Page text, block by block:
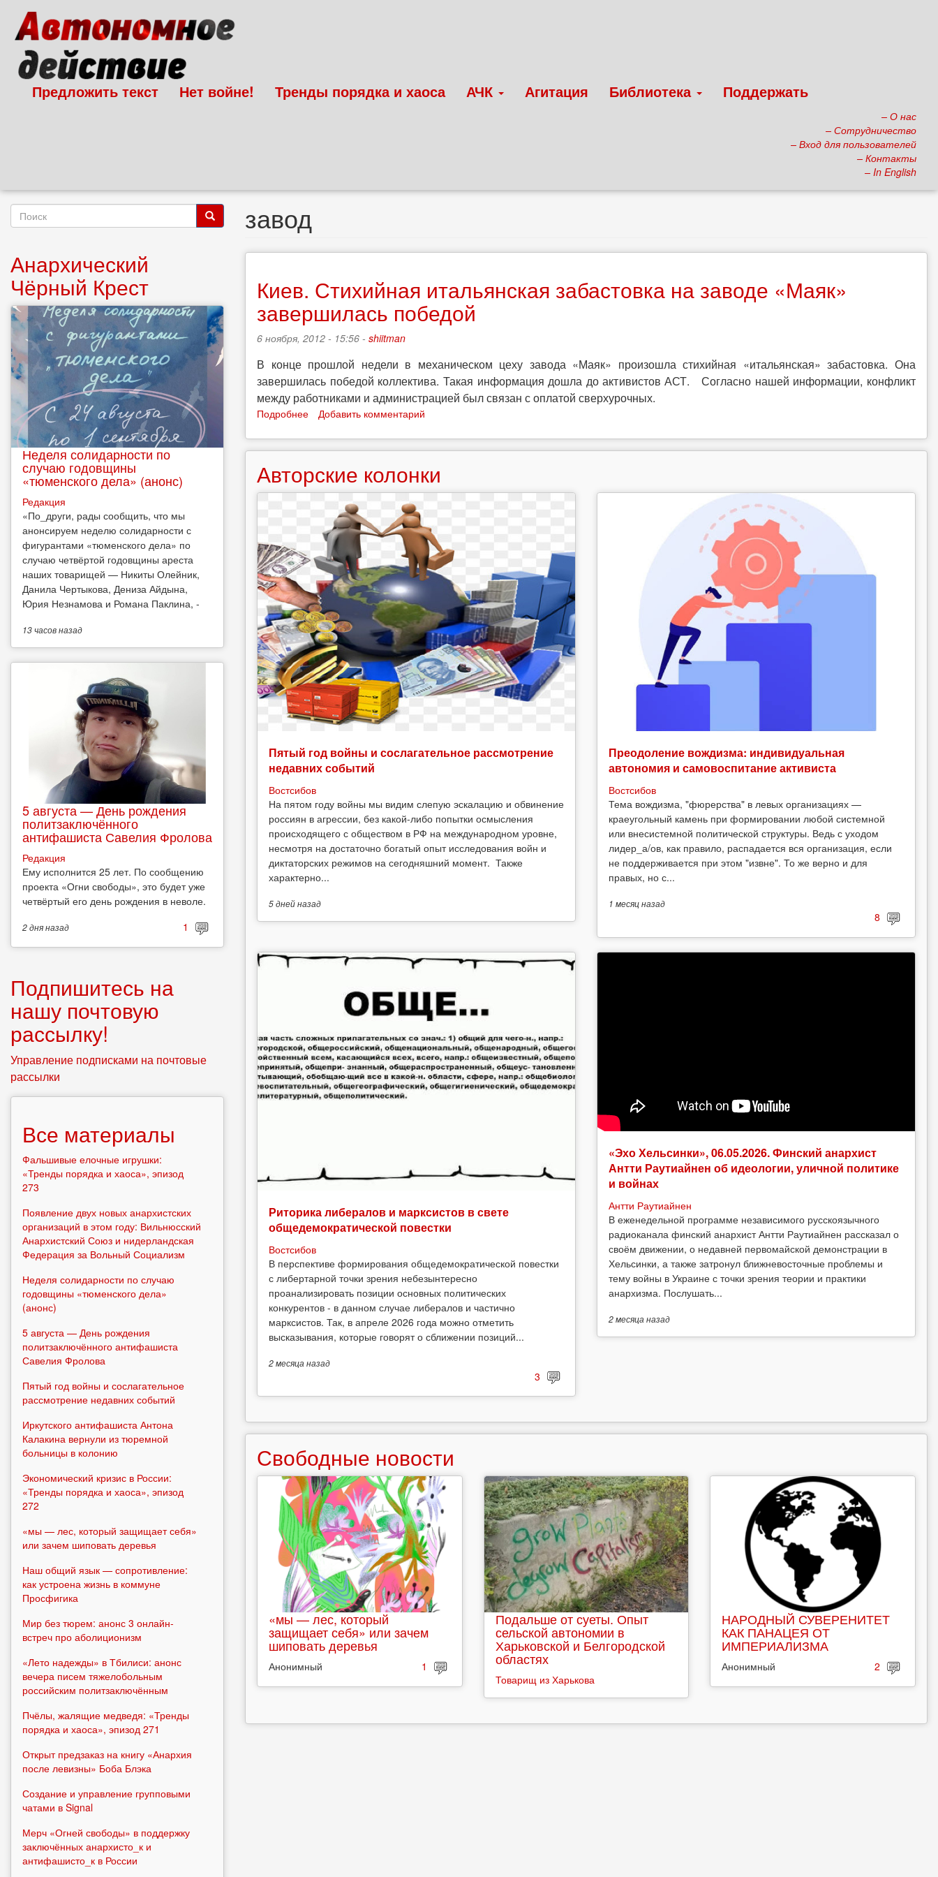
основному
содержанию
Предложить текст Нет войне! Тренды порядка и хаоса АЧК Агитация Библиотека Поддержать
– О нас
– Сотрудничество
– Вход для пользователей
– Контакты
– In English
завод
Киев. Стихийная итальянская забастовка на заводе «Маяк»
завершилась победой
6 ноября, 2012 - 15:56 - shiitman
В конце прошлой недели в механическом цеху завода «Маяк» произошла стихийная «итальянская» забастовка. Она
завершилась победой коллектива. Такая информация дошла до активистов АСТ. Согласно нашей информации, конфликт
между работниками и администрацией был связан с оплатой сверхурочных.
Подробнее
Стихийная
итальянская
забастовка
на
заводе
«Маяк»
завершилась
победой
Добавить комментарий
Авторские колонки
Пятый год войны и сослагательное рассмотрение
недавних событий
Востсибов
На пятом году войны мы видим слепую эскалацию и обвинение
россиян в агрессии, без какой-либо попытки осмысления
происходящего с обществом в РФ на международном уровне,
несмотря на достаточно богатый опыт исследования войн и
диктаторских режимов на сегодняшний момент. Также
характерно...
5 днейназад
Преодоление вождизма: индивидуальная
автономия и самовоспитание активиста
Востсибов
Тема вождизма, "фюрерства" в левых организациях —
краеугольный камень при формировании любой системной
или внесистемной политической структуры. Ведь с уходом
лидер_а/ов, как правило, распадается вся организация, если
не поддерживается при этом "извне". То же верно и для
правых, но с...
1 месяцназад
8
Риторика либералов и марксистов в свете
общедемократической повестки
Востсибов
В перспективе формирования общедемократической повестки
с либертарной точки зрения небезынтересно
проанализировать позиции основных политических
конкурентов - в данном случае либералов и частично
марксистов. Так, в апреле 2026 года можно отметить
высказывания, которые говорят о сближении позиций...
2 месяца назад
3
«Эхо Хельсинки», 06.05.2026. Финский анархист
Антти Раутиайнен об идеологии, уличной политике
и войнах
Антти Раутиайнен
В еженедельной программе независимого русскоязычного
радиоканала финский анархист Антти Раутиайнен рассказал о
своём движении, о недавней первомайской демонстрации в
Хельсинки, а также затронул ближневосточные проблемы и
тему войны в Украине с точки зрения теории и практики
анархизма. Послушать...
2 месяца назад
Свободные новости
«мы — лес, который
защищает себя» или зачем
шиповать деревья
Анонимный 1
Подальше от суеты. Опыт
сельской автономии в
Харьковской и Белгородской
областях
Товарищ из Харькова
НАРОДНЫЙ СУВЕРЕНИТЕТ
КАК ПАНАЦЕЯ ОТ
ИМПЕРИАЛИЗМА
Анонимный 2
Форма
Анархический
Чёрный Крест
Неделя солидарности по
случаю годовщины
«тюменского дела» (анонс)
Редакция
​«По_други, рады сообщить, что мы
анонсируем неделю солидарности с
фигурантами «тюменского дела» по
случаю четвёртой годовщины ареста
наших товарищей — Никиты Олейник,
Данила Чертыкова, Дениза Айдына,
Юрия Незнамова и Романа Паклина, -
13 часовназад
5 августа — День рождения
политзаключённого
антифашиста Савелия Фролова
Редакция
Ему исполнится 25 лет. По сообщению
проекта «Огни свободы», это будет уже
четвёртый его день рождения в неволе.
2 дняназад 1
Подпишитесь на
нашу почтовую
рассылку!
Управление подписками на почтовые
рассылки
Все материалы
Фальшивые елочные игрушки:
«Тренды порядка и хаоса», эпизод
273
Появление двух новых анархистских
организаций в этом году: Вильнюсский
Анархистский Союз и нидерландская
Федерация за Вольный Социализм
Неделя солидарности по случаю
годовщины «тюменского дела»
(анонс)
5 августа — День рождения
политзаключённого антифашиста
Савелия Фролова
Пятый год войны и сослагательное
рассмотрение недавних событий
Иркутского антифашиста Антона
Калакина вернули из тюремной
больницы в колонию
Экономический кризис в России:
«Тренды порядка и хаоса», эпизод
272
«мы — лес, который защищает себя»
или зачем шиповать деревья
Наш общий язык — сопротивление:
как устроена жизнь в коммуне
Просфигика
Мир без тюрем: анонс 3 онлайн-
встреч про аболиционизм
«Лето надежды» в Тбилиси: анонс
вечера писем тяжелобольным
российским политзаключённым
Пчёлы, жалящие медведя: «Тренды
порядка и хаоса», эпизод 271
Открыт предзаказ на книгу «Анархия
после левизны» Боба Блэка
Создание и управление групповыми
чатами в Signal
Мерч «Огней свободы» в поддержку
заключённых анархисто_к и
антифашисто_к в России